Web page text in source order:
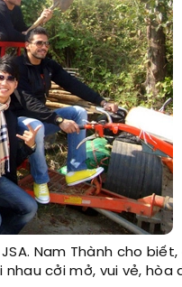
Nam Thành cho
cởi mở, vui vẻ, hòa